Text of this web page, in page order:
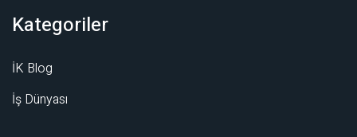
Kategoriler
İK Blog
İş Dünyası